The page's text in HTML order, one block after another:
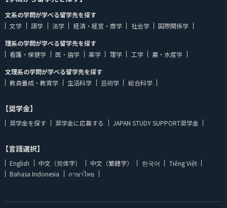
文系の学問が学べる留学先を探す
文学
語学 法学 経済・経営・商学 社会学
国際関係学
理系の学問が学べる留学先を探す
看護・保健学
医・歯学 薬学 理学 工学
農・水産学
文理系の学問が学べる留学先を探す
教員養成・教育学
生活科学 芸術学 総合科学
【奨学金】
奨学金を探す 奨学金に応募する JAPAN STUDY SUPPORT奨学金
【言語選択】
English 中文（简体字） 中文（繁體字） 한국어
Tiếng Việt
Bahasa Indonesia
ภาษาไทย